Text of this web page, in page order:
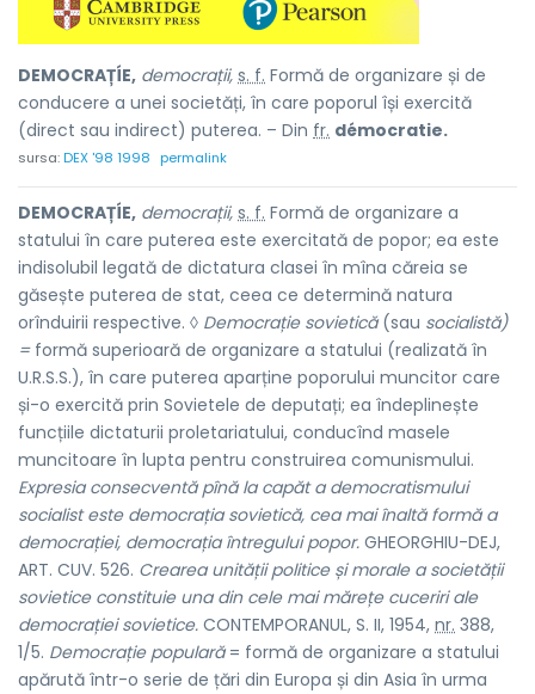
DEMOCRAȚÍE, democrații, s. f. Formă de organizare și de
conducere a unei societăți, în care poporul își exercită
(direct sau indirect) puterea. – Din fr. démocratie.
sursa:DEX '98 1998 permalink
DEMOCRAȚÍE, democrații, s. f. Formă de organizare a
statului în care puterea este exercitată de popor; ea este
indisolubil legată de dictatura clasei în mîna căreia se
găsește puterea de stat, ceea ce determină natura
orînduirii respective. ◊ Democrație sovietică(sau socialistă)
=formă superioară de organizare a statului (realizată în
U.R.S.S.), în care puterea aparține poporului muncitor care
și-o exercită prin Sovietele de deputați; ea îndeplinește
funcțiile dictaturii proletariatului, conducînd masele
muncitoare în lupta pentru construirea comunismului.
Expresia consecventă pînă la capăt a democratismului
socialist este democrația sovietică, cea mai înaltă formă a
democrației, democrația întregului popor. GHEORGHIU-DEJ,
ART. CUV. 526. Crearea unității politice și morale a societății
sovietice constituie una din cele mai mărețe cuceriri ale
democrației sovietice. CONTEMPORANUL, S. II, 1954, nr. 388,
1/5. Democrație populară= formă de organizare a statului
apărută într-o serie de țări din Europa și din Asia în urma